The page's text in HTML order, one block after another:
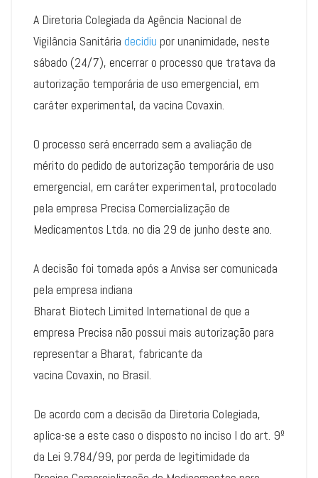
A Diretoria Colegiada da Agência Nacional de
Vigilância Sanitária decidiu por unanimidade, neste
sábado (24/7), encerrar o processo que tratava da
autorização temporária de uso emergencial, em
caráter experimental, da vacina Covaxin.
O processo será encerrado sem a avaliação de
mérito do pedido de autorização temporária de uso
emergencial, em caráter experimental, protocolado
pela empresa Precisa Comercialização de
Medicamentos Ltda. no dia 29 de junho deste ano.
A decisão foi tomada após a Anvisa ser comunicada
pela empresa indiana
Bharat Biotech Limited International de que a
empresa Precisa não possui mais autorização para
representar a Bharat, fabricante da
vacina Covaxin, no Brasil.
De acordo com a decisão da Diretoria Colegiada,
aplica-se a este caso o disposto no inciso I do art. 9º
da Lei 9.784/99, por perda de legitimidade da